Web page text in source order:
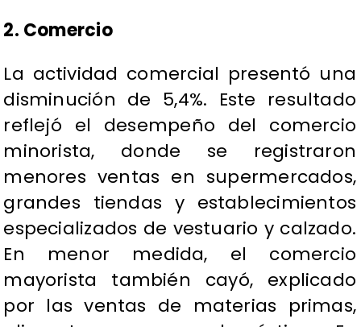
2. Comercio
La actividad comercial presentó una
disminución de 5,4%. Este resultado
reflejó el desempeño del comercio
minorista, donde se registraron
menores ventas en supermercados,
grandes tiendas y establecimientos
especializados de vestuario y calzado.
En menor medida, el comercio
mayorista también cayó, explicado
por las ventas de materias primas,